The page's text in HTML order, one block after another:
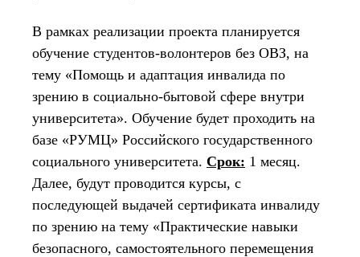
В рамках реализации проекта планируется
обучение студентов-волонтеров без ОВЗ, на
тему «Помощь и адаптация инвалида по
зрению в социально-бытовой сфере внутри
университета». Обучение будет проходить на
базе «РУМЦ» Российского государственного
социального университета. Срок: 1 месяц.
Далее, будут проводится курсы, с
последующей выдачей сертификата инвалиду
по зрению на тему «Прак­тические навыки
безопасного, самостоятельного перемещения